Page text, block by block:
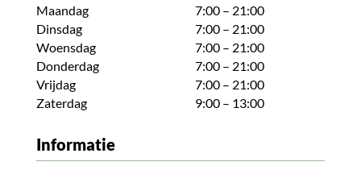
Maandag
7:00 – 21:00
Dinsdag
7:00 – 21:00
Woensdag
7:00 – 21:00
Donderdag
7:00 – 21:00
Vrijdag
7:00 – 21:00
Zaterdag
9:00 – 13:00
Informatie